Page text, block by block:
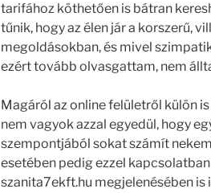
tarifához köthetően is bátran
tűnik, hogy az élen jár a korszerű,
megoldásokban, és mivel
ezért tovább olvasgattam, nem
Magáról az online felületről külön
nem vagyok azzal egyedül, hogy
szempontjából sokat számít
esetében pedig ezzel
szanita7ekft.hu megjelenésében is